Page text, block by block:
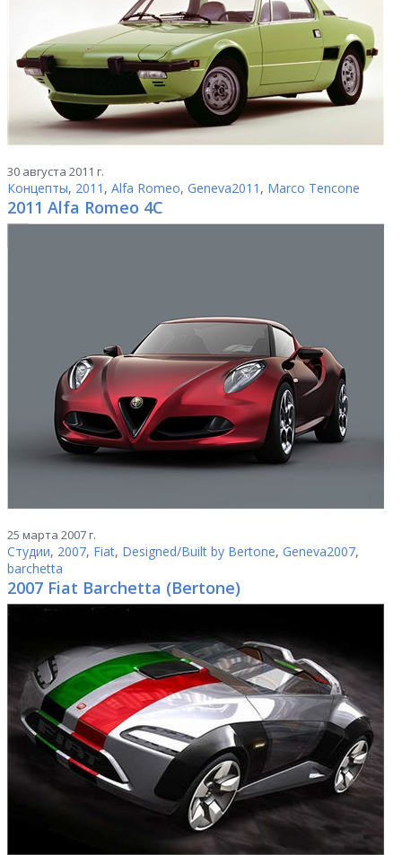
30 августа 2011 г.
Концепты, 2011 , Alfa Romeo, Geneva2011 , Marco Tencone
2011 Alfa Romeo 4C
25 марта 2007 г.
Студии, 2007, Fiat, Designed/Built by Bertone, Geneva2007,
barchetta
2007 Fiat Barchetta (Bertone)